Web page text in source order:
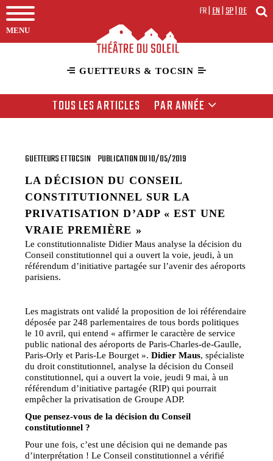
MENU
FR|EN|SP|DE
GUETTEURS & TOCSIN
TOUS LES ARTICLES PAR ANNÉE
GUETTEURS ET TOCSIN PUBLICATION DU 10/05/2019
LA DÉCISION DU CONSEIL
CONSTITUTIONNEL SUR LA
PRIVATISATION D’ADP « EST UNE
VRAIE PREMIÈRE »
Le constitutionnaliste Didier Maus analyse la décision du
Conseil constitutionnel qui a ouvert la voie, jeudi, à un
référendum d’initiative partagée sur l’avenir des aéroports
parisiens.
Les magistrats ont validé la proposition de loi référendaire
déposée par 248 parlementaires de tous bords politiques
le 10 avril, qui entend « affirmer le caractère de service
public national des aéroports de Paris-Charles-de-Gaulle,
Paris-Orly et Paris-Le Bourget ».Didier Maus, spécialiste
du droit constitutionnel, analyse la décision du Conseil
constitutionnel, qui a ouvert la voie, jeudi 9 mai, à un
référendum d’initiative partagée (RIP) qui pourrait
empêcher la privatisation de Groupe ADP.
Que pensez-vous de la décision du Conseil
constitutionnel ?
Pour une fois, c’est une décision qui ne demande pas
d’interprétation ! Le Conseil constitutionnel a vérifié